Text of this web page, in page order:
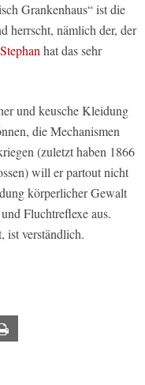
Grankenhaus“ ist die
herrscht, nämlich der, der
hat das sehr
und keusche Kleidung
die Mechanismen
(zuletzt haben 1866
will er partout nicht
körperlicher Gewalt
Fluchtreflexe aus.
ist verständlich.